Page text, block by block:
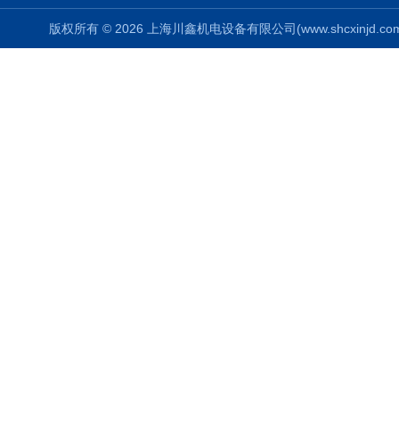
版权所有 © 2026 上海川鑫机电设备有限公司